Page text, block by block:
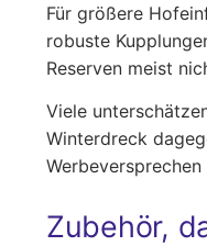
Für größere
robuste
Reserven meist
Viele
Winterdreck
Zubehör,